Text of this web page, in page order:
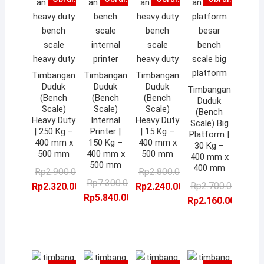
Timbangan
Duduk
(Bench
Scale)
Heavy Duty
| 250 Kg –
400 mm x
500 mm
Rp2.900.000,00Harga
aslinya
adalah:
Rp2.320.000,00
Harga
saat
ini
Timbangan
Duduk
(Bench
Scale)
Internal
Printer |
150 Kg –
400 mm x
500 mm
Rp7.300.000,00Harga
Rp5.840.000,00
Harga
Timbangan
Duduk
(Bench
Scale)
Heavy Duty
| 15 Kg –
400 mm x
500 mm
Rp2.800.000,00Harga
aslinya
adalah:
Rp2.240.000,00
Harga
saat
ini
Timbangan
Duduk
(Bench
Scale) Big
Platform |
30 Kg –
400 mm x
400 mm
Rp2.700.000,00
Rp2.160.000,00